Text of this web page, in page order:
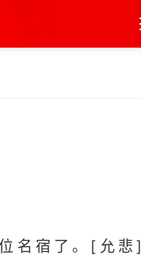
名宿了。[允悲]